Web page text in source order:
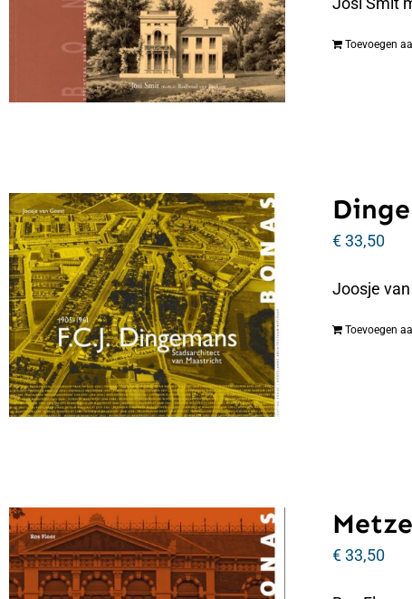
Toevoegen
€33,50
Joosje
Toevoegen
€33,50